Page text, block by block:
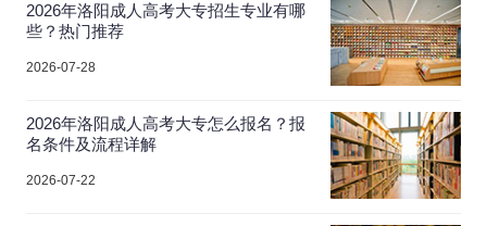
2026年洛阳成人高考大专招生专业有哪
些？热门推荐
2026-07-28
2026年洛阳成人高考大专怎么报名？报
名条件及流程详解
2026-07-22